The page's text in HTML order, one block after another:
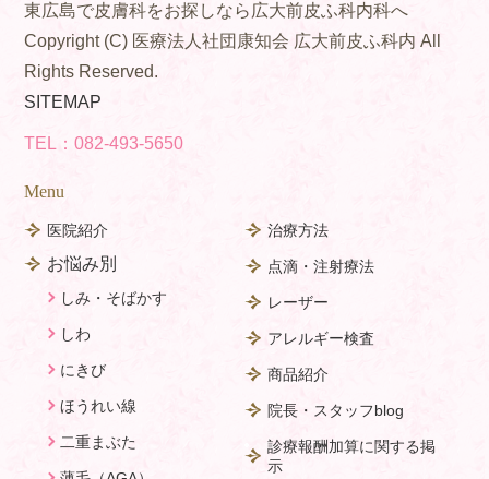
東広島で皮膚科をお探しなら広大前皮ふ科内科へ
Copyright (C) 医療法人社団康知会 広大前皮ふ科内 All
Rights Reserved.
SITEMAP
TEL：082-493-5650
Menu
医院紹介
お悩み別
しみ・そばかす
しわ
にきび
ほうれい線
二重まぶた
治療方法
点滴・注射療法
レーザー
アレルギー検査
商品紹介
院長・スタッフblog
診療報酬加算に関する掲
示